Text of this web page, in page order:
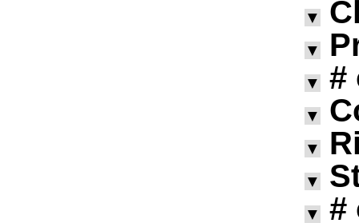
▼
▼
▼ #
▼
▼
▼
▼
#